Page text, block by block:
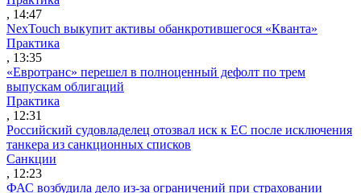
, 14:47
NexTouch выкупит активы обанкротившегося «Кванта»
Практика
, 13:35
«Евротранс» перешел в полноценный дефолт по трем
выпускам облигаций
Практика
, 12:31
Российский судовладелец отозвал иск к ЕС после исключения
танкера из санкционных списков
Санкции
, 12:23
ФАС возбудила дело из-за ограничений при страховании